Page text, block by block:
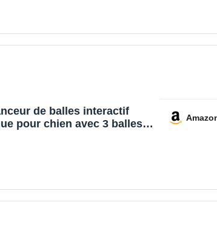
de balles interactif
pour chien avec 3 balles